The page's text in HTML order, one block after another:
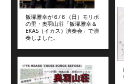
飯塚雅幸が６/６（日）モリボ
の里・奥羽山荘「飯塚雅幸＆
EKAS（イカス）演奏会」で演
奏しました。